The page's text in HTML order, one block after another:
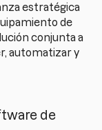
estratégica
de
conjunta a
automatizar y
de